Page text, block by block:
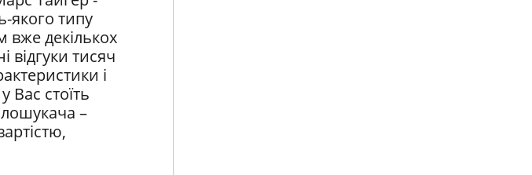
якого типу
вже декількох
відгуки тисяч
і
стоїть
–